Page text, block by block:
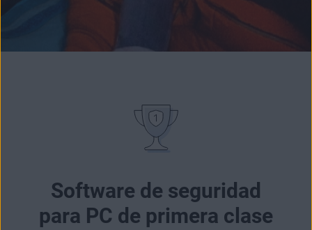
Software de seguridad
para PC de primera clase